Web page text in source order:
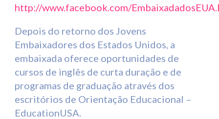
http://www.facebook.com/
Depois do retorno dos Jovens
Embaixadores dos Estados Unidos, a
embaixada oferece oportunidades de
cursos de inglês de curta duração e de
programas de graduação através dos
escritórios de Orientação Educacional –
EducationUSA.